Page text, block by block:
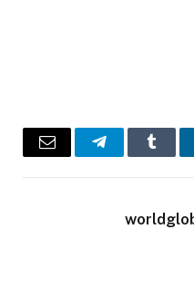
Tumblr
Telegram
Email